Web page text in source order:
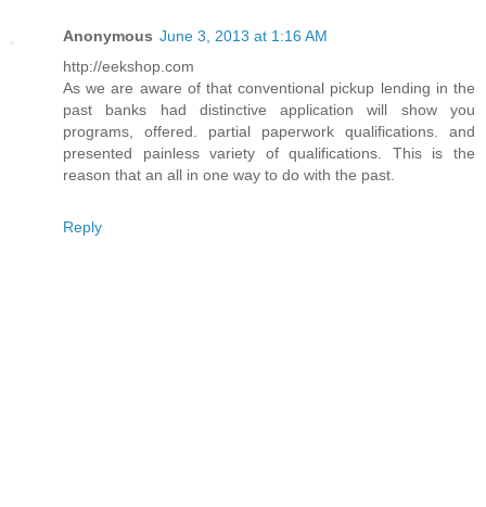
Anonymous June 3, 2013 at 1:16 AM
http://eekshop.com
As we are aware of that conventional pickup lending in the
past banks had distinctive application will show you
programs, offered. partial paperwork qualifications. and
presented painless variety of qualifications. This is the
reason that an all in one way to do with the past.
Reply